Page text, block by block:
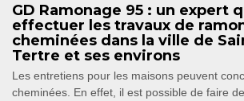
GD Ramonage 95 : un expert
effectuer les travaux de
cheminées dans la ville de
Tertre et ses environs
Les entretiens pour les maisons peuvent
cheminées. En effet, il est possible de faire